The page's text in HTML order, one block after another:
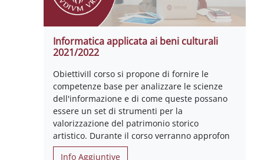
Informatica applicata ai beni culturali
2021/2022
ObiettiviIl corso si propone di fornire le
competenze base per analizzare le scienze
dell'informazione e di come queste possano
essere un set di strumenti per la
valorizzazione del patrimonio storico
artistico. Durante il corso verranno approfon
Info Aggiuntive